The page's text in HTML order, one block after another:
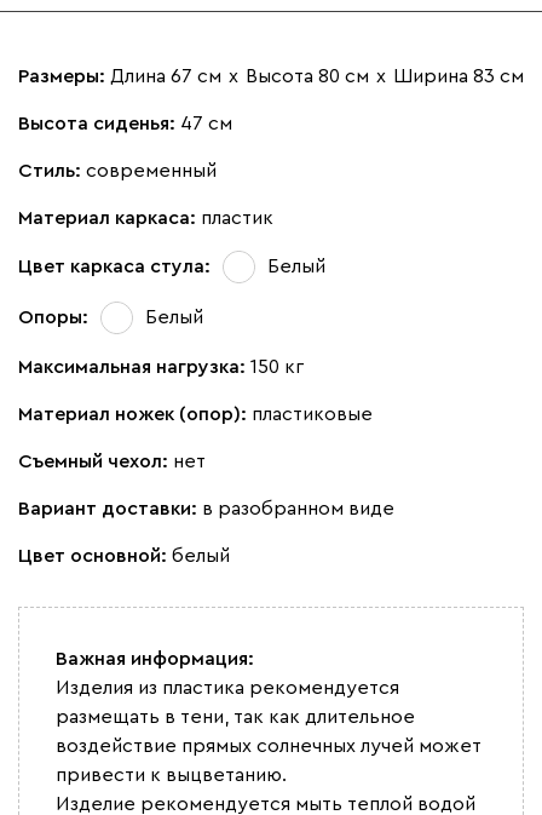
Размеры: Длина 67 см х Высота 80 см х Ширина 83 см
Высота сиденья: 47 см
Стиль: современный
Материал каркаса: пластик
Цвет каркаса стула: Белый
Опоры: Белый
Максимальная нагрузка: 150 кг
Материал ножек (опор): пластиковые
Съемный чехол: нет
Вариант доставки: в разобранном виде
Цвет основной: белый
Важная информация:
Изделия из пластика рекомендуется
размещать в тени, так как длительное
воздействие прямых солнечных лучей может
привести к выцветанию.
Изделие рекомендуется мыть теплой водой